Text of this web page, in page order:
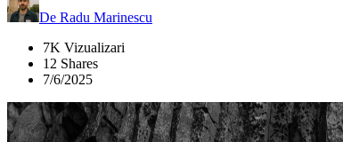
De Radu Marinescu
7K Vizualizari
12 Shares
7/6/2025